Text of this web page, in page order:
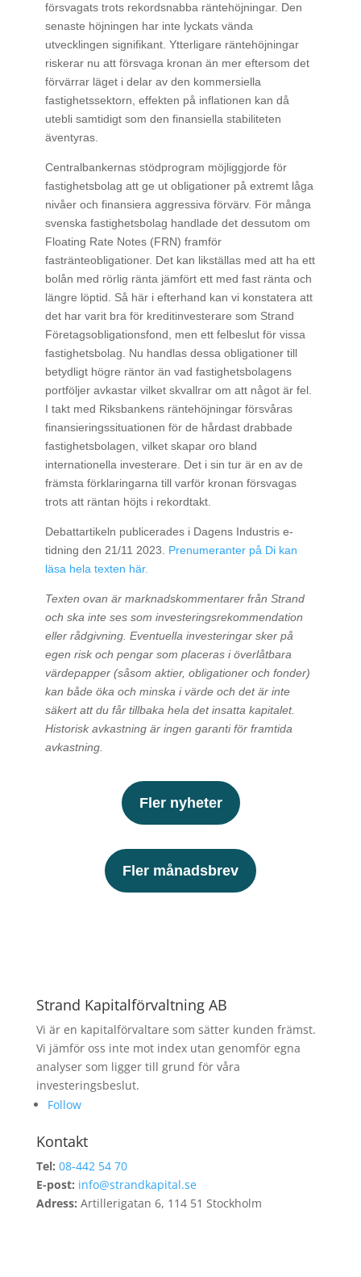
försvagats trots rekordsnabba räntehöjningar. Den
senaste höjningen har inte lyckats vända
utvecklingen signifikant. Ytterligare räntehöjningar
riskerar nu att försvaga kronan än mer eftersom det
förvärrar läget i delar av den kommersiella
fastighetssektorn, effekten på inflationen kan då
utebli samtidigt som den finansiella stabiliteten
äventyras.
Centralbankernas stödprogram möjliggjorde för
fastighetsbolag att ge ut obligationer på extremt låga
nivåer och finansiera aggressiva förvärv. För många
svenska fastighetsbolag handlade det dessutom om
Floating Rate Notes (FRN) framför
fastränteobligationer. Det kan likställas med att ha ett
bolån med rörlig ränta jämfört ett med fast ränta och
längre löptid. Så här i efterhand kan vi konstatera att
det har varit bra för kreditinvesterare som Strand
Företagsobligationsfond, men ett felbeslut för vissa
fastighetsbolag. Nu handlas dessa obligationer till
betydligt högre räntor än vad fastighetsbolagens
portföljer avkastar vilket skvallrar om att något är fel.
I takt med Riksbankens räntehöjningar försvåras
finansieringssituationen för de hårdast drabbade
fastighetsbolagen, vilket skapar oro bland
internationella investerare. Det i sin tur är en av de
främsta förklaringarna till varför kronan försvagas
trots att räntan höjts i rekordtakt.
Debattartikeln publicerades i Dagens Industris e-
tidning den 21/11 2023. Prenumeranter på Di kan
läsa hela texten här.
Texten ovan är marknadskommentarer från Strand
och ska inte ses som investeringsrekommendation
eller rådgivning. Eventuella investeringar sker på
egen risk och pengar som placeras i överlåtbara
värdepapper (såsom aktier, obligationer och fonder)
kan både öka och minska i värde och det är inte
säkert att du får tillbaka hela det insatta kapitalet.
Historisk avkastning är ingen garanti för framtida
avkastning.
Fler nyheter
Fler månadsbrev
Strand Kapitalförvaltning AB
Vi är en kapitalförvaltare som sätter kunden främst.
Vi jämför oss inte mot index utan genomför egna
analyser som ligger till grund för våra
investeringsbeslut.
Follow
Kontakt
Tel: 08-442 54 70
E-post: info@strandkapital.se
Adress: Artillerigatan 6, 114 51 Stockholm